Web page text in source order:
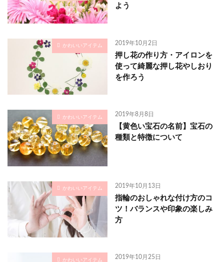
よう
かわいいアイテム 2019年10月2日
押し花の作り方・アイロンを
使って綺麗な押し花やしおり
を作ろう
かわいいアイテム 2019年8月8日
【黄色い宝石の名前】宝石の
種類と特徴について
かわいいアイテム 2019年10月13日
指輪のおしゃれな付け方のコ
ツ！バランスや印象の楽しみ
方
かわいいアイテム 2019年10月25日